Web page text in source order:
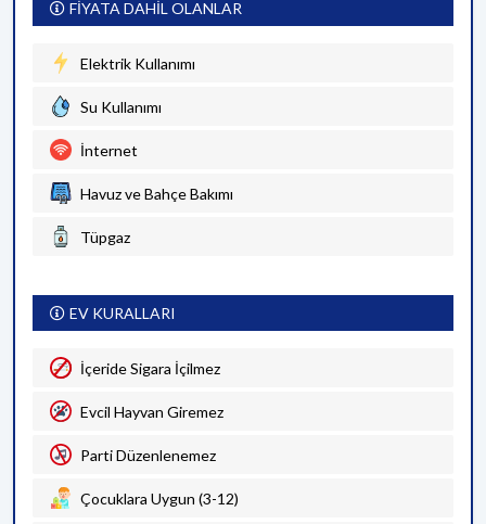
FİYATA DAHİL OLANLAR
Elektrik Kullanımı
Su Kullanımı
İnternet
Havuz ve Bahçe Bakımı
Tüpgaz
EV KURALLARI
İçeride Sigara İçilmez
Evcil Hayvan Giremez
Parti Düzenlenemez
Çocuklara Uygun (3-12)